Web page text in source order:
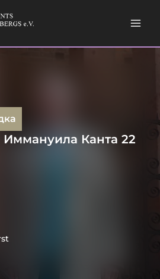
Канта 22